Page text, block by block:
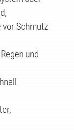
vor Schmutz
und